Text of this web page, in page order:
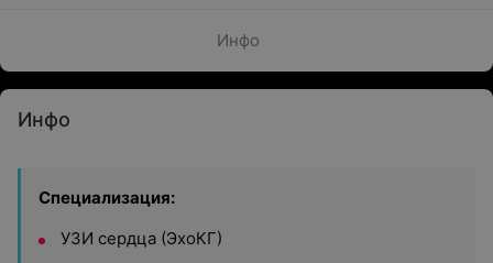
Инфо
Инфо
Специализация:
УЗИ сердца (ЭхоКГ)